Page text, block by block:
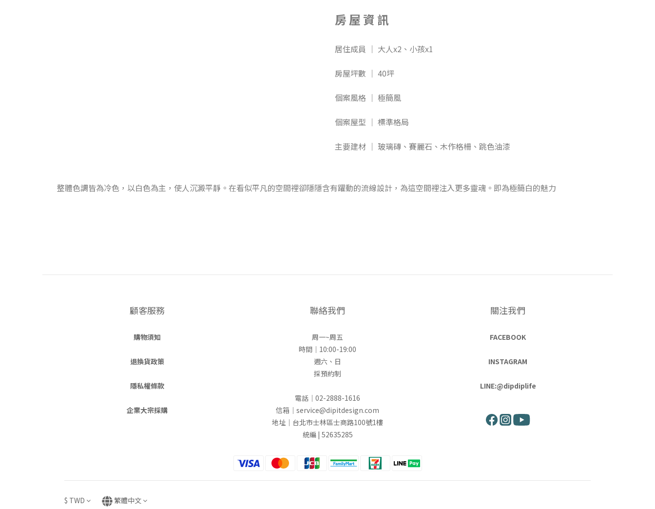
房 屋 資 訊
居住成員 ｜ 大人x2、小孩x1
房屋坪數 ｜ 40坪
個案風格 ｜ 極簡風
個案屋型 ｜ 標準格局
主要建材 ｜ 玻璃磚、賽麗石、木作格柵、跳色油漆
整體色調皆為冷色，以白色為主，使人沉澱平靜。在看似平凡的空間裡卻隱隱含有躍動的流線設計，為這空間裡注入更多靈魂。即為極簡白的魅力
顧客服務
購物須知
退換貨政策
隱私權條款
企業大宗採購
聯絡我們
周一~周五
時間｜10:00-19:00
週六、日
採預約制
電話｜02-2888-1616
信箱｜service@dipitdesign.com
地址｜台北市士林區士商路100號1樓
統編 | 52635285
關注我們
FACEBOOK
INSTAGRAM
LINE:@dipdiplife
$ TWD 繁體中文